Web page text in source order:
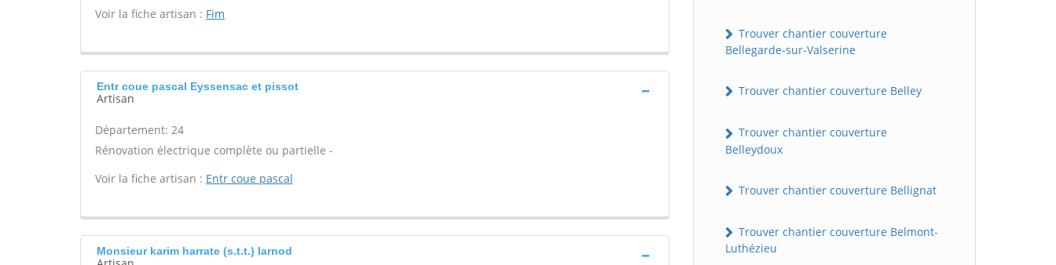
Voir la fiche artisan : Fim
Entr coue pascal Eyssensac et pissot
Artisan
Département: 24
Rénovation électrique complète ou partielle -
Voir la fiche artisan : Entr coue pascal
Monsieur karim harrate (s.t.t.) larnod
Trouver chantier couverture
Bellegarde-sur-Valserine
Trouver chantier couverture Belley
Trouver chantier couverture
Belleydoux
Trouver chantier couverture Bellignat
Trouver chantier couverture Belmont-
Luthézieu